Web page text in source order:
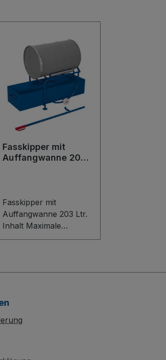
Fasskipper mit
Auffangwanne 203
Fasskipper mit
Auffangwanne 203 Ltr.
Inhalt Maximale
Sicherheit beim Fahren,
Stahlblechfässern: Die
aus Stahl mit großer
Auffangwanne (203 Ltr.